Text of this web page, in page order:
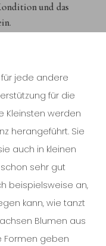
und das
jede andere
für die
Kleinsten werden
herangeführt. Sie
auch in kleinen
sehr gut
beispielsweise an,
kann, wie tanzt
Blumen aus
Formen geben